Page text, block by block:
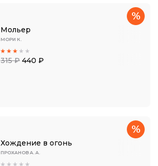
Мольер
МОРИ К.
315 ₽ 440 ₽
%
Хождение в огонь
ПРОХАНОВ А. А.
%